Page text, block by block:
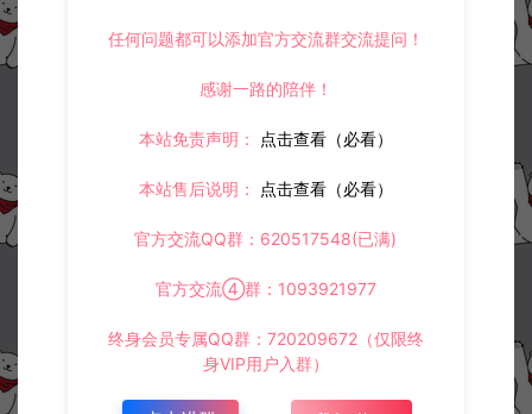
下一篇：
任何问题都可以添加官方交流群交流提问！
感谢一路的陪伴！
本站免责声明： 点击查看（必看）
本站售后说明： 点击查看（必看）
官方交流QQ群：620517548(已满)
官方交流④群：1093921977
终身会员专属QQ群：720209672（仅限终
身VIP用户入群）